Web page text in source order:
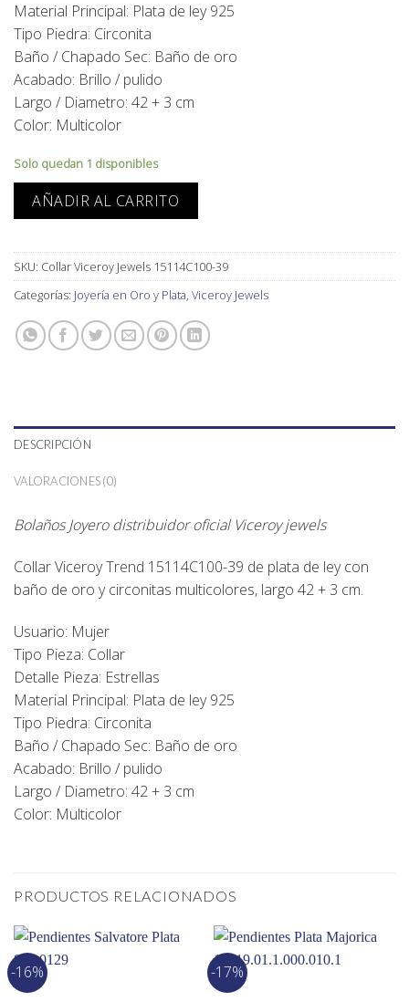
Material Principal: Plata de ley 925
Tipo Piedra: Circonita
Baño / Chapado Sec: Baño de oro
Acabado: Brillo / pulido
Largo / Diametro: 42 + 3 cm
Color: Multicolor
Solo quedan 1 disponibles
AÑADIR AL CARRITO
SKU: Collar Viceroy Jewels 15114C100-39
Categorías: Joyería en Oro y Plata, Viceroy Jewels
DESCRIPCIÓN
VALORACIONES (0)
Bolaños Joyero distribuidor oficial Viceroy jewels
Collar Viceroy Trend 15114C100-39 de plata de ley con
baño de oro y circonitas multicolores, largo 42 + 3 cm.
Usuario: Mujer
Tipo Pieza: Collar
Detalle Pieza: Estrellas
Material Principal: Plata de ley 925
Tipo Piedra: Circonita
Baño / Chapado Sec: Baño de oro
Acabado: Brillo / pulido
Largo / Diametro: 42 + 3 cm
Color: Multicolor
PRODUCTOS RELACIONADOS
-16% -17%